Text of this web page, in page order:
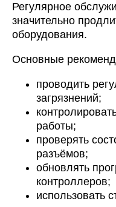
Регулярное
значительно
оборудования.
Основные
проводить
загрязнений;
работы;
проверять
разъёмов;
обновлять
контроллеров;
использовать